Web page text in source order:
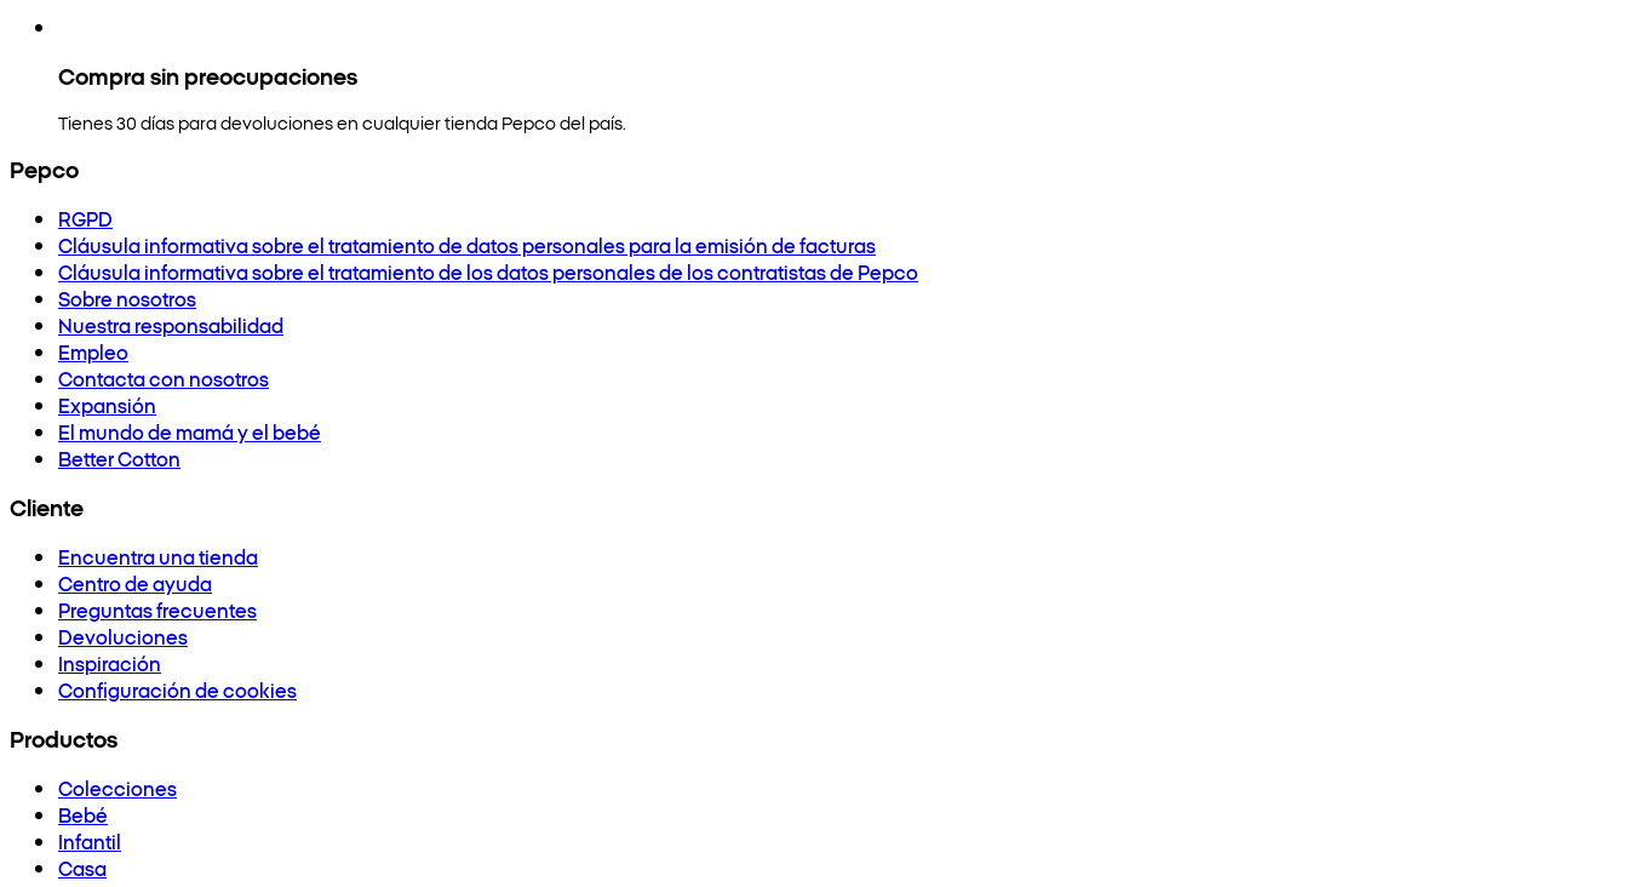
Compra sin preocupaciones
Tienes 30 días para devoluciones en cualquier tienda Pepco del país.
Pepco
RGPD
Cláusula informativa sobre el tratamiento de datos personales para la emisión de facturas
Cláusula informativa sobre el tratamiento de los datos personales de los contratistas de Pepco
Sobre nosotros
Nuestra responsabilidad
Empleo
Contacta con nosotros
Expansión
El mundo de mamá y el bebé
Better Cotton
Cliente
Encuentra una tienda
Centro de ayuda
Preguntas frecuentes
Devoluciones
Inspiración
Configuración de cookies
Productos
Colecciones
Bebé
Infantil
Casa